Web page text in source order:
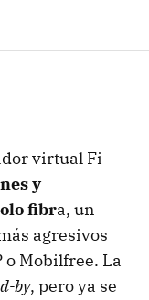
virtual Fi
y
fibra, un
agresivos
o Mobilfree. La
by, pero ya se